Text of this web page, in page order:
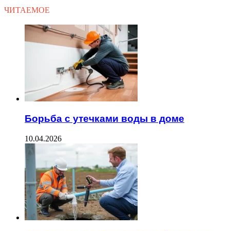
ЧИТАЕМОЕ
Борьба с утечками воды в доме
10.04.2026